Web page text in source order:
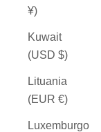
¥)
Kuwait
(USD $)
Lituania
(EUR €)
Luxemburgo